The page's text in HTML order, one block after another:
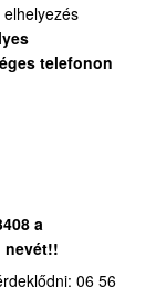
telefonon
a
nevét!!
06 56